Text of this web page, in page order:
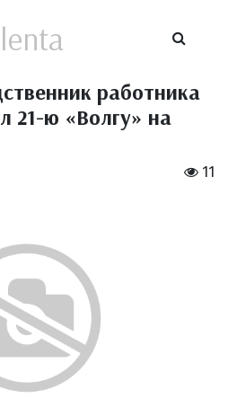
lenta
работника
21-ю «Волгу» на
11